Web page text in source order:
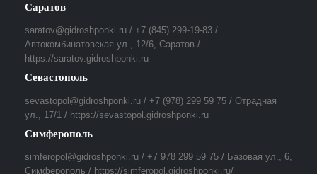
Саратов
saratov@gidroshponki.ru / +7 (845) 299-19-83 /
Автокомбинатовская ул., 12/6, Саратов /
https://saratov.gidroshponki.ru
Севастополь
sevastopol@gidroshponki.ru / +7 (978) 299 59 75 / Отрадная
ул., 17/1 / https://sevastopol.gidroshponki.ru
Симферополь
simferopol@gidroshponki.ru / +7 978 299 59 75 / Базовая ул., 6,
Симферополь / https://simferopol.gidroshponki.ru/